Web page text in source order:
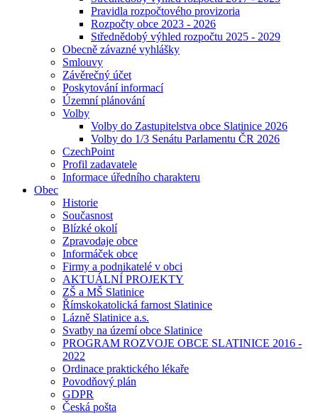
Pravidla rozpočtového provizoria
Rozpočty obce 2023 - 2026
Střednědobý výhled rozpočtu 2025 - 2029
Obecně závazné vyhlášky
Smlouvy
Závěrečný účet
Poskytování informací
Územní plánování
Volby
Volby do Zastupitelstva obce Slatinice 2026
Volby do 1/3 Senátu Parlamentu ČR 2026
CzechPoint
Profil zadavatele
Informace úředního charakteru
Obec
Historie
Současnost
Blízké okolí
Zpravodaje obce
Informáček obce
Firmy a podnikatelé v obci
AKTUÁLNÍ PROJEKTY
ZŠ a MŠ Slatinice
Římskokatolická farnost Slatinice
Lázně Slatinice a.s.
Svatby na území obce Slatinice
PROGRAM ROZVOJE OBCE SLATINICE 2016 -
2022
Ordinace praktického lékaře
Povodňový plán
GDPR
Česká pošta